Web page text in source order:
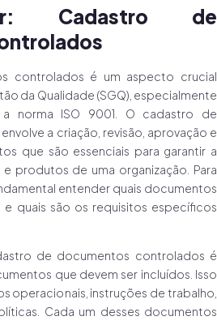
Cadastro de
controlados é um aspecto crucial
da Qualidade (SGQ), especialmente
norma ISO 9001. O cadastro de
a criação, revisão, aprovação e
que são essenciais para garantir a
produtos de uma organização. Para
entender quais documentos
quais são os requisitos específicos
de documentos controlados é
que devem ser incluídos. Isso
operacionais, instruções de trabalho,
Cada um desses documentos